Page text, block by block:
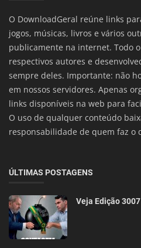
O DownloadGeral reúne links
jogos, músicas, livros e vários
publicamente na internet. Todo
respectivos autores e
sempre deles. Importante: não
em nossos servidores. Apenas
links disponíveis na web para
O uso de qualquer conteúdo
responsabilidade de quem faz o
ÚLTIMAS POSTAGENS
Veja Edição